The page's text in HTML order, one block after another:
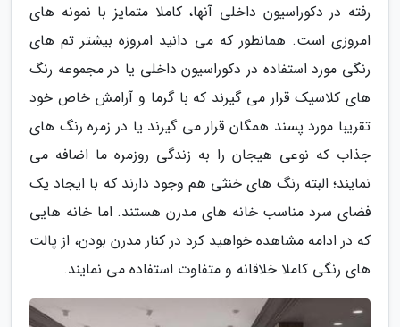
رفته در دکوراسیون داخلی آنها، کاملا متمایز با نمونه های
امروزی است. همانطور که می دانید امروزه بیشتر تم های
رنگی مورد استفاده در دکوراسیون داخلی یا در مجموعه رنگ
های کلاسیک قرار می گیرند که با گرما و آرامش خاص خود
تقریبا مورد پسند همگان قرار می گیرند یا در زمره رنگ های
جذاب که نوعی هیجان را به زندگی روزمره ما اضافه می
نمایند؛ البته رنگ های خنثی هم وجود دارند که با ایجاد یک
فضای سرد مناسب خانه های مدرن هستند. اما خانه هایی
که در ادامه مشاهده خواهید کرد در کنار مدرن بودن، از پالت
های رنگی کاملا خلاقانه و متفاوت استفاده می نمایند.